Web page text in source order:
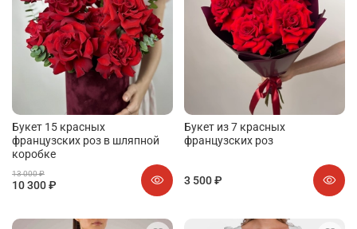
Букет 15 красных
французских роз в шляпной
коробке
13 000 ₽
10 300 ₽
Букет из 7 красных
французских роз
3 500 ₽